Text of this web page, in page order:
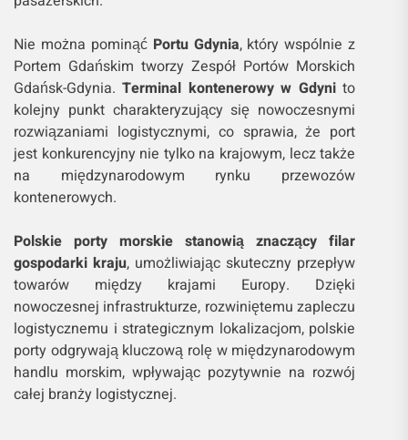
Nie można pominąć Portu Gdynia, który wspólnie z
Portem Gdańskim tworzy Zespół Portów Morskich
Gdańsk-Gdynia.Terminal kontenerowy w Gdynito
kolejny punkt charakteryzujący się nowoczesnymi
rozwiązaniami logistycznymi, co sprawia, że port
jest konkurencyjny nie tylko na krajowym, lecz także
na międzynarodowym rynku przewozów
kontenerowych.
Polskie porty morskie stanowią znaczący filar
gospodarki kraju, umożliwiając skuteczny przepływ
towarów między krajami Europy. Dzięki
nowoczesnej infrastrukturze, rozwiniętemu zapleczu
logistycznemu i strategicznym lokalizacjom, polskie
porty odgrywają kluczową rolę w międzynarodowym
handlu morskim, wpływając pozytywnie na rozwój
całej branży logistycznej.